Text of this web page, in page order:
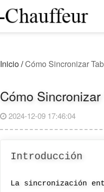
Inicio/Cómo Sincronizar
Cómo
2024-12-09 17:46:04
Introducción
La sincronización